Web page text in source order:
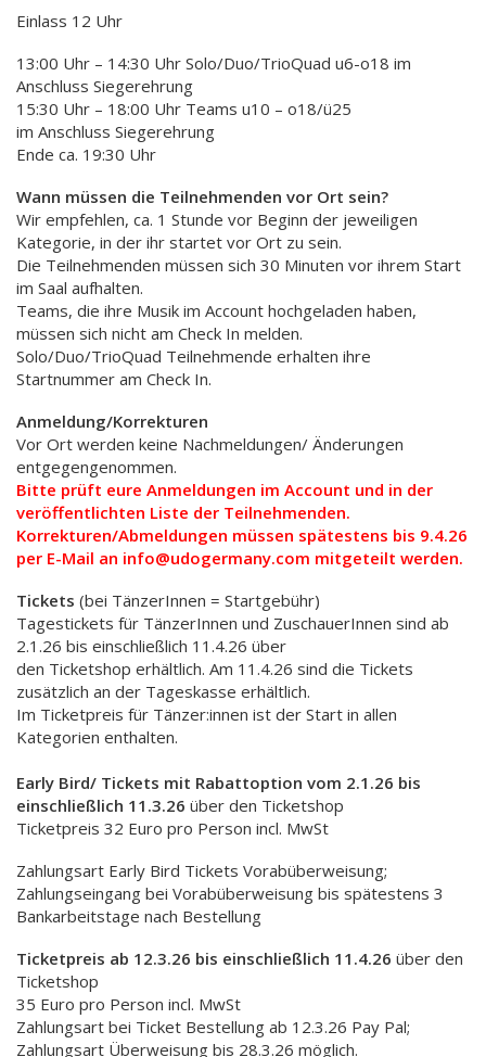
Einlass 12 Uhr
13:00 Uhr – 14:30 Uhr Solo/Duo/TrioQuad u6-o18 im
Anschluss Siegerehrung
15:30 Uhr – 18:00 Uhr Teams u10 – o18/ü25
im Anschluss Siegerehrung
Ende ca. 19:30 Uhr
Wann müssen die Teilnehmenden vor Ort sein?
Wir empfehlen, ca. 1 Stunde vor Beginn der jeweiligen
Kategorie, in der ihr startet vor Ort zu sein.
Die Teilnehmenden müssen sich 30 Minuten vor ihrem Start
im Saal aufhalten.
Teams, die ihre Musik im Account hochgeladen haben,
müssen sich nicht am Check In melden.
Solo/Duo/TrioQuad Teilnehmende erhalten ihre
Startnummer am Check In.
Anmeldung/Korrekturen
Vor Ort werden keine Nachmeldungen/ Änderungen
entgegengenommen.
Bitte prüft eure Anmeldungen im Account und in der
veröffentlichten Liste der Teilnehmenden.
Korrekturen/Abmeldungen müssen spätestens bis 9.4.26
per E-Mail an info@udogermany.com mitgeteilt werden.
Tickets (bei TänzerInnen = Startgebühr)
Tagestickets für TänzerInnen und ZuschauerInnen sind ab
2.1.26 bis einschließlich 11.4.26 über
den Ticketshop erhältlich. Am 11.4.26 sind die Tickets
zusätzlich an der Tageskasse erhältlich.
Im Ticketpreis für Tänzer:innen ist der Start in allen
Kategorien enthalten.
Early Bird/ Tickets mit Rabattoption vom 2.1.26 bis
einschließlich 11.3.26 über den Ticketshop
Ticketpreis 32 Euro pro Person incl. MwSt
Zahlungsart Early Bird Tickets Vorabüberweisung;
Zahlungseingang bei Vorabüberweisung bis spätestens 3
Bankarbeitstage nach Bestellung
Ticketpreis ab 12.3.26 bis einschließlich 11.4.26 über den
Ticketshop
35 Euro pro Person incl. MwSt
Zahlungsart bei Ticket Bestellung ab 12.3.26 Pay Pal;
Zahlungsart Überweisung bis 28.3.26 möglich.